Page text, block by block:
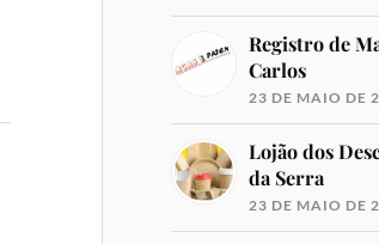
Registro de
Carlos
23 DE MAIO DE
Lojão dos
da Serra
23 DE MAIO DE